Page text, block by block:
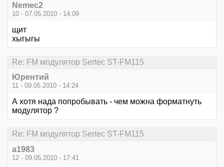
Nemec2
10 - 07.05.2010 - 14:09
щит
хыгыгы
Re: FM модулятор Sertec ST-FM115
Юрентий
11 - 09.05.2010 - 14:24
А хотя нада попробывать - чем можна форматнуть
модулятор ?
Re: FM модулятор Sertec ST-FM115
a1983
12 - 09.05.2010 - 17:41